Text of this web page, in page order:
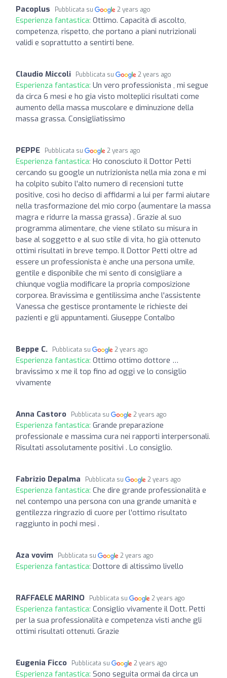
Pacoplus Pubblicata su 2 years ago
Esperienza fantastica: Ottimo. Capacità di ascolto,
competenza, rispetto, che portano a piani nutrizionali
validi e soprattutto a sentirti bene.
Claudio Miccoli Pubblicata su 2 years ago
Esperienza fantastica: Un vero professionista , mi segue
da circa 6 mesi e ho gia visto molteplici risultati come
aumento della massa muscolare e diminuzione della
massa grassa. Consigliatissimo
PEPPE Pubblicata su 2 years ago
Esperienza fantastica: Ho conosciuto il Dottor Petti
cercando su google un nutrizionista nella mia zona e mi
ha colpito subito l'alto numero di recensioni tutte
positive, così ho deciso di affidarmi a lui per farmi aiutare
nella trasformazione del mio corpo (aumentare la massa
magra e ridurre la massa grassa) . Grazie al suo
programma alimentare, che viene stilato su misura in
base al soggetto e al suo stile di vita, ho già ottenuto
ottimi risultati in breve tempo. Il Dottor Petti oltre ad
essere un professionista è anche una persona umile,
gentile e disponibile che mi sento di consigliare a
chiunque voglia modificare la propria composizione
corporea. Bravissima e gentilissima anche l'assistente
Vanessa che gestisce prontamente le richieste dei
pazienti e gli appuntamenti. Giuseppe Contalbo
Beppe C. Pubblicata su 2 years ago
Esperienza fantastica: Ottimo ottimo dottore …
bravissimo x me il top fino ad oggi ve lo consiglio
vivamente
Anna Castoro Pubblicata su 2 years ago
Esperienza fantastica: Grande preparazione
professionale e massima cura nei rapporti interpersonali.
Risultati assolutamente positivi . Lo consiglio.
Fabrizio Depalma Pubblicata su 2 years ago
Esperienza fantastica: Che dire grande professionalità e
nel contempo una persona con una grande umanità e
gentilezza ringrazio di cuore per l'ottimo risultato
raggiunto in pochi mesi .
Aza vovim Pubblicata su 2 years ago
Esperienza fantastica: Dottore di altissimo livello
RAFFAELE MARINO Pubblicata su 2 years ago
Esperienza fantastica: Consiglio vivamente il Dott. Petti
per la sua professionalità e competenza visti anche gli
ottimi risultati ottenuti. Grazie
Eugenia Ficco Pubblicata su 2 years ago
Esperienza fantastica: Sono seguita ormai da circa un